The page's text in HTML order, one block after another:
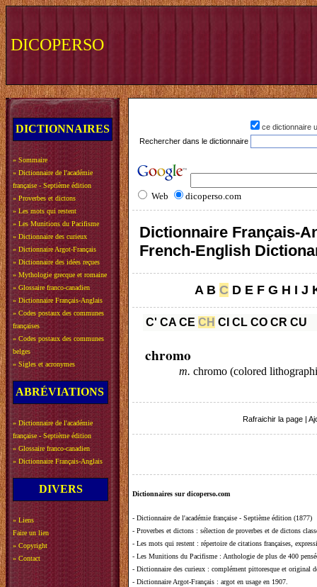
DICOPERSO
DICTIONNAIRES
» Sommaire
» Dictionnaire de l'académie
française - Septième édition
» Proverbes et dictons
» Les mots qui restent
» Les Munitions du Pacifisme
» Dictionnaire des curieux
» Dictionnaire Argot-Français
» Dictionnaire des idées reçues
» Mythologie grecque et romaine
» Glossaire franco-canadien
» Dictionnaire Français-Anglais
» Codes postaux des communes
françaises
» Codes postaux des communes
belges
» Sigles et acronymes
ABRÉVIATIONS
» Dictionnaire de l'académie
française - Septième édition
» Glossaire franco-canadien
» Dictionnaire Français-Anglais
DIVERS
» Liens
Faire un lien
» Copyright
» Contact
ce dictionnaire
Rechercher dans le dictionnaire
Web dicoperso.com
Dictionnaire Français-
French-English
A B C D E F G H I J
C' CA CE CH CI CL CO CR CU
chromo
m. chromo (colored
Rafraichir la page
Dictionnaires sur dicoperso.com
- Dictionnaire de l'académie française - Septième édition (1877)
- Proverbes et dictons : sélection de proverbes et de dictons
- Les mots qui restent : répertoire de citations françaises,
- Les Munitions du Pacifisme : Anthologie de plus de 400
- Dictionnaire des curieux : complément pittoresque et original
- Dictionnaire Argot-Français : argot en usage en 1907.